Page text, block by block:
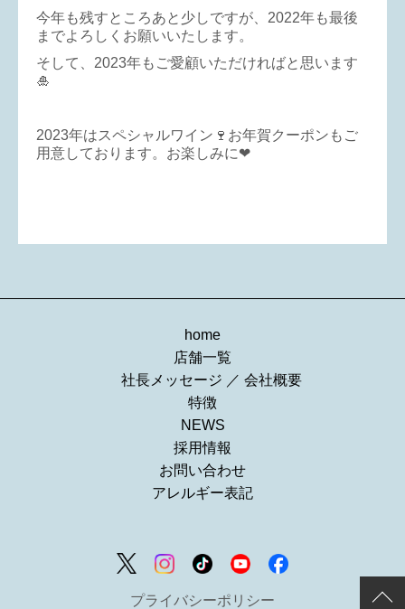
今年も残すところあと少しですが、2022年も最後
までよろしくお願いいたします。
そして、2023年もご愛顧いただければと思います
🎍
2023年はスペシャルワイン🍷お年賀クーポンもご
用意しております。お楽しみに❤
home
店舗一覧
社長メッセージ ／ 会社概要
特徴
NEWS
採用情報
お問い合わせ
アレルギー表記
プライバシーポリシー